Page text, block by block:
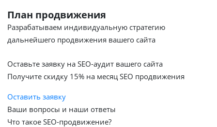
План продвижения
Разрабатываем индивидуальную стратегию
дальнейшего продвижения вашего сайта
Оставьте заявку на SEO-аудит вашего сайта
Получите скидку 15% на месяц SEO продвижения
Оставить заявку
Ваши вопросы и наши ответы
Что такое SEO-продвижение?